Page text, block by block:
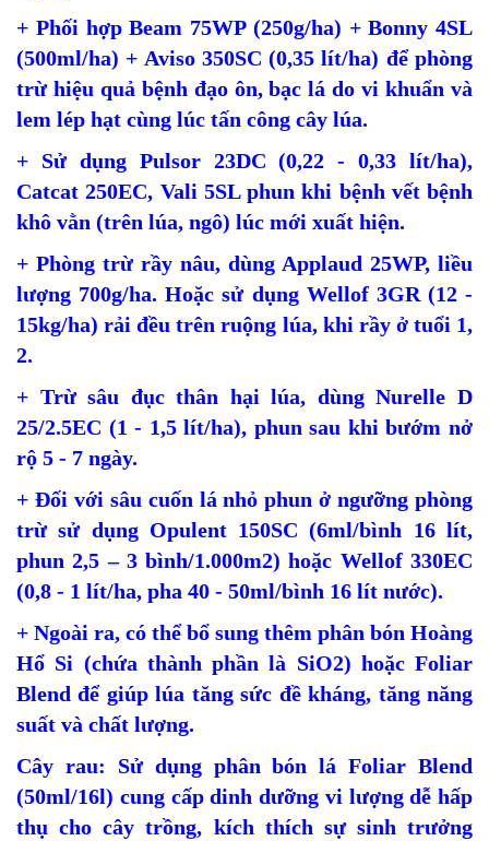
+ Phối hợp Beam 75WP (250g/ha) + Bonny 4SL
(500ml/ha) + Aviso 350SC (0,35 lít/ha) để phòng
trừ hiệu quả bệnh đạo ôn, bạc lá do vi khuẩn và
lem lép hạt cùng lúc tấn công cây lúa.
+ Sử dụng Pulsor 23DC (0,22 - 0,33 lít/ha),
Catcat 250EC, Vali 5SL phun khi bệnh vết bệnh
khô vằn (trên lúa, ngô) lúc mới xuất hiện.
+ Phòng trừ rầy nâu, dùng Applaud 25WP, liều
lượng 700g/ha. Hoặc sử dụng Wellof 3GR (12 -
15kg/ha) rải đều trên ruộng lúa, khi rầy ở tuổi 1,
2.
+ Trừ sâu đục thân hại lúa, dùng Nurelle D
25/2.5EC (1 - 1,5 lít/ha), phun sau khi bướm nở
rộ 5 - 7 ngày.
+ Đối với sâu cuốn lá nhỏ phun ở ngưỡng phòng
trừ sử dụng Opulent 150SC (6ml/bình 16 lít,
phun 2,5 – 3 bình/1.000m2) hoặc Wellof 330EC
(0,8 - 1 lít/ha, pha 40 - 50ml/bình 16 lít nước).
+ Ngoài ra, có thể bổ sung thêm phân bón Hoàng
Hổ Si (chứa thành phần là SiO2) hoặc Foliar
Blend để giúp lúa tăng sức đề kháng, tăng năng
suất và chất lượng.
Cây rau: Sử dụng phân bón lá Foliar Blend
(50ml/16l) cung cấp dinh dưỡng vi lượng dễ hấp
thụ cho cây trồng, kích thích sự sinh trưởng